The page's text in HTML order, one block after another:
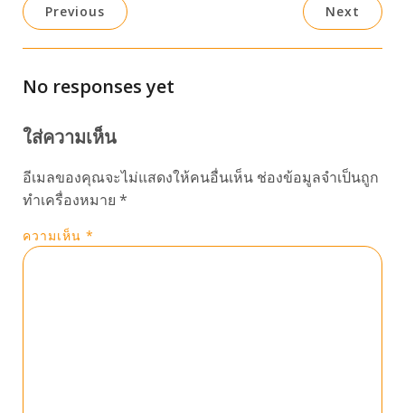
Previous Next
No responses yet
ใส่ความเห็น
อีเมลของคุณจะไม่แสดงให้คนอื่นเห็น ช่องข้อมูลจำเป็นถูก
ทำเครื่องหมาย *
ความเห็น *